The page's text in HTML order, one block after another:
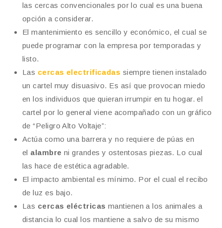
las cercas convencionales por lo cual es una buena
opción a considerar.
El mantenimiento es sencillo y económico, el cual se
puede programar con la empresa por temporadas y
listo.
Las cercas electrificadas siempre tienen instalado
un cartel muy disuasivo. Es así que provocan miedo
en los individuos que quieran irrumpir en tu hogar. el
cartel por lo general viene acompañado con un gráfico
de “Peligro Alto Voltaje”:
Actúa como una barrera y no requiere de púas en
el alambre ni grandes y ostentosas piezas. Lo cual
las hace de estética agradable.
El impacto ambiental es mínimo. Por el cual el recibo
de luz es bajo.
Las cercas eléctricas mantienen a los animales a
distancia lo cual los mantiene a salvo de su mismo